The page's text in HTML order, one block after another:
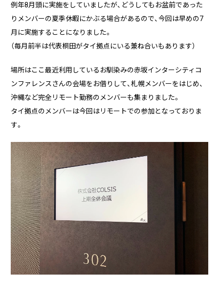
BLOG
2026/07/29 技術ブログ
てくれた1時間の業務記録
Movable Type と WordPress の DB 接続
情報を AWS Secrets Manager で管理す
る
『リーダブルコード』から学ぶ、「本当に
2026/06/30 日々の生活
Associate（SAA-C03）合格体験記
例年8月頭に実施をしていましたが、どうしてもお盆前であった
りメンバーの夏季休暇にかぶる場合があるので、今回は早めの7
月に実施することになりました。
（毎月前半は代表桐田がタイ拠点にいる兼ね合いもあります）
場所はここ最近利用しているお馴染みの赤坂インターシティコ
ンファレンスさんの会場をお借りして、札幌メンバーをはじめ、
沖縄など完全リモート勤務のメンバーも集まりました。
タイ拠点のメンバーは今回はリモートでの参加となっておりま
す。